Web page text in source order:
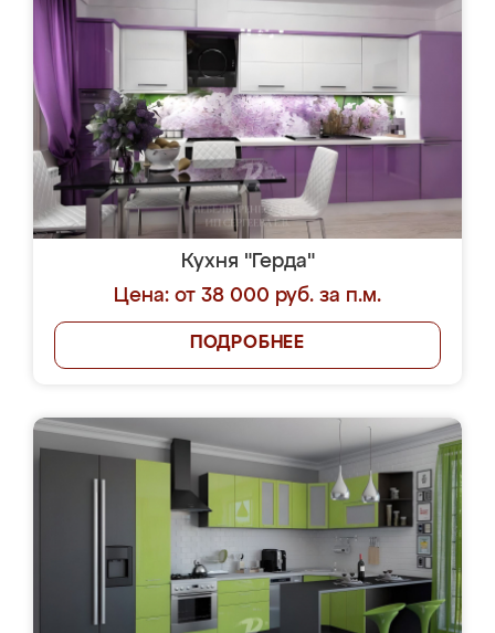
Кухня "Герда"
Цена: от 38 000 руб. за п.м.
ПОДРОБНЕЕ